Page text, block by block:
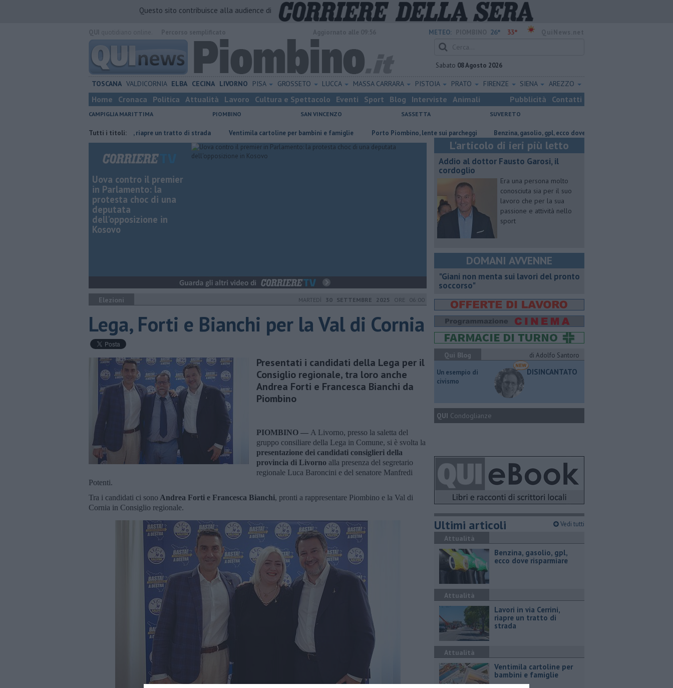
Questo sito contribuisce alla audience di
METEO: 26° 33°
Sabato 08 Agosto 2026
TOSCANA VALDICORNIA ELBA CECINA LIVORNO PISA GROSSETO LUCCA MASSA CARRARA PISTOIA PRATO FIRENZE SIENA AREZZO
Home Cronaca Politica Attualità Lavoro Cultura e Spettacolo Eventi Sport Blog Interviste Animali Pubblicità Contatti
CAMPIGLIA MARITTIMA PIOMBINO SAN VINCENZO SASSETTA SUVERETO
Tutti i titoli:
Lavori in via Cerrini, riapre un tratto di strada Ventimila cartoline per bambini e famiglie Porto Piombino, lente sui parcheggi ​Benzina, gasolio, gpl, ecco dove risparmiare
Uova contro il premier
in Parlamento: la
protesta choc di una
deputata
dell'opposizione in
Kosovo
Elezioni MARTEDÌ 30 SETTEMBRE 2025 ORE 06:00
Lega, Forti e Bianchi per la Val di Cornia
Presentati i candidati della Lega per il
Consiglio regionale, tra loro anche
Andrea Forti e Francesca Bianchi da
Piombino
PIOMBINO — A Livorno, presso la saletta del
gruppo consiliare della Lega in Comune, si è svolta la
presentazione dei candidati consiglieri della
provincia di Livorno alla presenza del segretario
regionale Luca Baroncini e del senatore Manfredi
Potenti.
Tra i candidati ci sono Andrea Forti e Francesca Bianchi, pronti a rappresentare Piombino e la Val di
Cornia in Consiglio regionale.
L'articolo di ieri più letto
Addio al dottor Fausto Garosi, il
cordoglio
Era una persona molto
conosciuta sia per il suo
lavoro che per la sua
passione e attività nello
sport
DOMANI AVVENNE
"Giani non menta sui lavori del pronto
soccorso"
Qui Blog
di Adolfo Santoro
​Un esempio di
civismo
DISINCANTATO
QUI Condoglianze
Ultimi articoli Vedi tutti
Attualità
​Benzina, gasolio, gpl,
ecco dove risparmiare
Attualità
Lavori in via Cerrini,
riapre un tratto di
strada
Attualità
Ventimila cartoline per
bambini e famiglie